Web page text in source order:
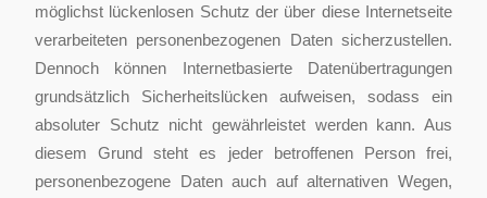
möglichst lückenlosen Schutz der über diese Internetseite
verarbeiteten personenbezogenen Daten sicherzustellen.
Dennoch können Internetbasierte Datenübertragungen
grundsätzlich Sicherheitslücken aufweisen, sodass ein
absoluter Schutz nicht gewährleistet werden kann. Aus
diesem Grund steht es jeder betroffenen Person frei,
personenbezogene Daten auch auf alternativen Wegen,